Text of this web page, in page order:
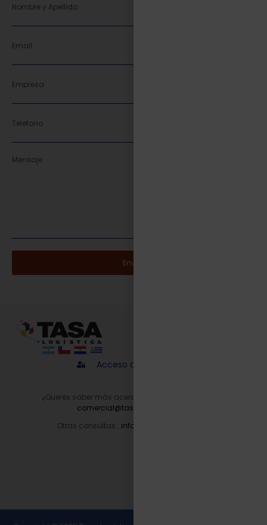
Enviar
Acceso a proveedores
¿Querés saber más acerca de nuestros servicios?
comercial@tasalogistica.com
Otras consultas : info@tasalogistica.com